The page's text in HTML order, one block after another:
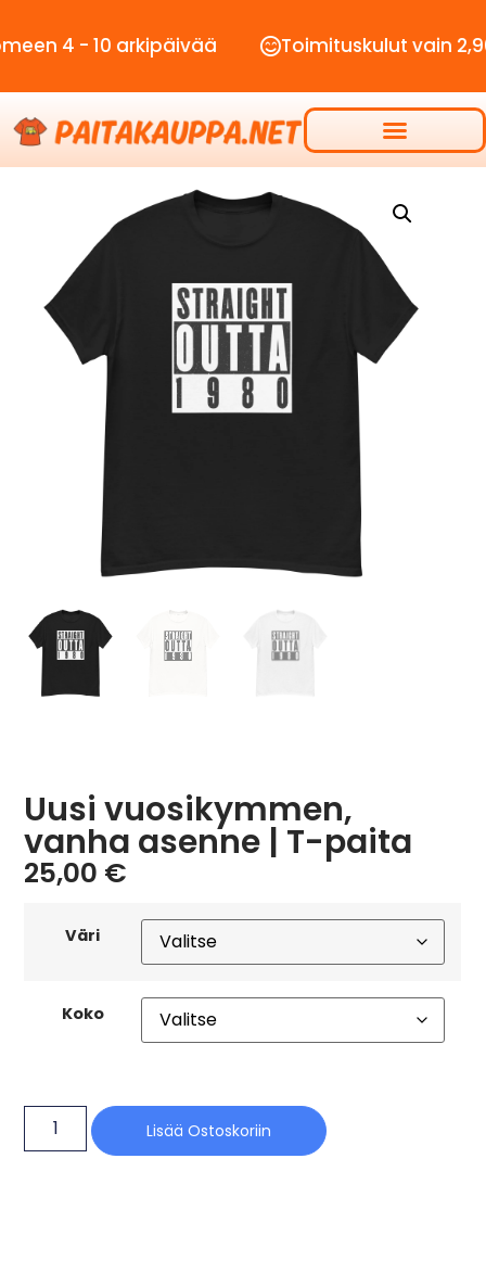
- 10 arkipäivää Toimituskulut vain 2,90€
Uusi vuosikymmen,
vanha asenne | T-paita
25,00 €
Väri
Koko
Lisää Ostoskoriin